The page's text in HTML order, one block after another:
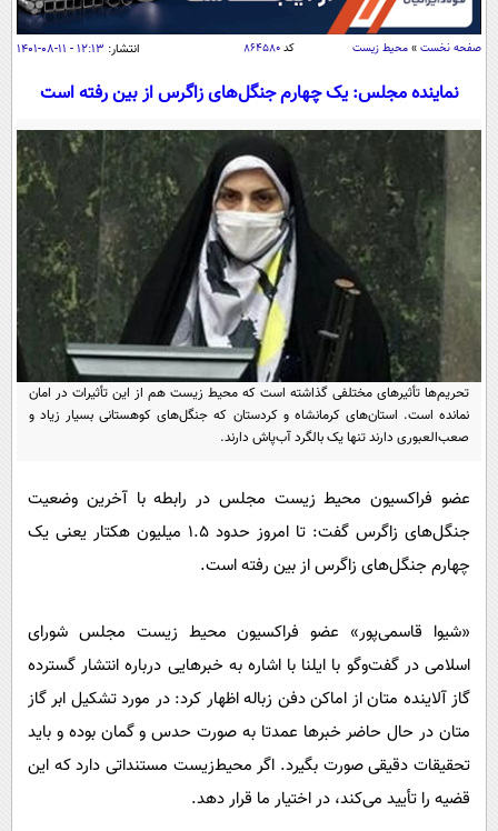
سیاسی
اقتصاد
اقتصادی
جامعه
حوادث
سلامت
یک برش دانایی
محیط زیست
سفر و تفریح
بین الملل
سیاست خارجی
فرهنگ و هنر
علم و دانش
فناوری و It
علمی
اخبار کریپتو
قرآن
گوناگون
سرگرمی
باشگاه مغز
مجله تصویری سلاح
فیلم
اقتصاد
ورزش
سرگرمی
حوادث
محیط زیست
فرهنگی
بین الملل
عصر ایران 2
خواندنی ها و دیدنی ها
پیامک
روانشناسی
دانلود
آموزش زبان
صفحه نخست » محیط زیست کد۸۶۴۵۸۰ انتشار: ۱۲:۱۳ - ۱۱-۰۸-۱۴۰۱
نماینده مجلس: یک چهارم جنگل‌های زاگرس از بین رفته است
تحریم‌ها تأثیرهای مختلفی گذاشته است که محیط زیست هم از این تأثیرات در امان
نمانده است. استان‌های کرمانشاه و کردستان که جنگل‌های کوهستانی بسیار زیاد و
صعب‌العبوری دارند تنها یک بالگرد آب‌پاش دارند.
عضو فراکسیون محیط زیست مجلس در رابطه با آخرین وضعیت
جنگل‌های زاگرس گفت: تا امروز حدود ۱.۵ میلیون هکتار یعنی یک
چهارم جنگل‌های زاگرس از بین رفته است.
«شیوا قاسمی‌پور» عضو فراکسیون محیط زیست مجلس شورای
اسلامی در گفت‌وگو با ایلنا با اشاره به خبرهایی درباره انتشار گسترده
گاز آلاینده متان از اماکن دفن زباله اظهار کرد: در مورد تشکیل ابر گاز
متان در حال حاضر خبرها عمدتا به صورت حدس و گمان بوده و باید
تحقیقات دقیقی صورت بگیرد. اگر محیط‌زیست مستنداتی دارد که این
قضیه را تأیید می‌کند، در اختیار ما قرار دهد.